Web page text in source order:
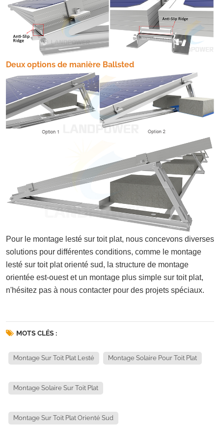
Deux options de manière Ballsted
Pour le montage lesté sur toit plat, nous concevons diverses
solutions pour différentes conditions, comme le montage
lesté sur toit plat orienté sud, la structure de montage
orientée est-ouest et un montage plus simple sur toit plat,
n'hésitez pas à nous contacter pour des projets spéciaux.
MOTS CLÉS :
Montage Sur Toit Plat Lesté Montage Solaire Pour Toit Plat
Montage Solaire Sur Toit Plat
Montage Sur Toit Plat Orienté Sud